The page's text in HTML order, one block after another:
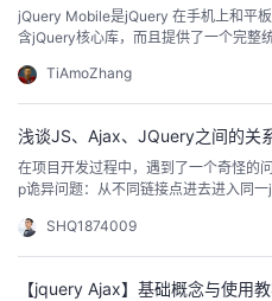
页
开
发
者
我
jQuery Mobile是jQuery 在手机上和平
含jQuery核心库，而且提供了一个完整
层次。下面这个实例演示了使用jQuery
的导航按钮。此实例在Android Stu
TiAmoZhang
浅谈JS、Ajax、JQuery之间的关
在项目开发过程中，遇到了一个奇怪的
p诡异问题：从不同链接点进去进入同
= obj._value;也可以通过jquery的方式
x = $(obj).attr('_value'); 下面主要讲...
SHQ1874009
【jquery Ajax】基础概念与使用